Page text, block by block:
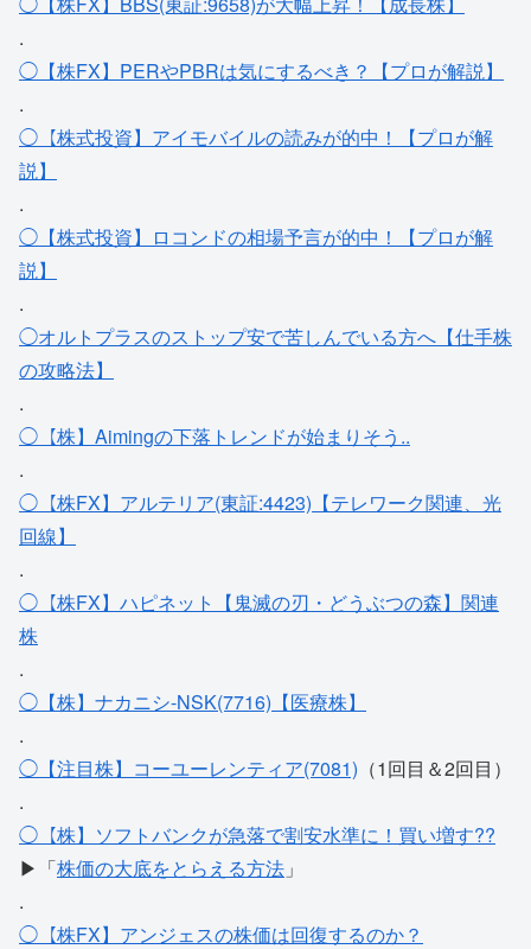
.
◯【株FX】PERやPBRは気にするべき？【プロが解説】
.
◯【株式投資】アイモバイルの読みが的中！【プロが解
説】
.
◯【株式投資】ロコンドの相場予言が的中！【プロが解
説】
.
◯オルトプラスのストップ安で苦しんでいる方へ【仕手株
の攻略法】
.
◯【株】Aimingの下落トレンドが始まりそう..
.
◯【株FX】アルテリア(東証:4423)【テレワーク関連、光
回線】
.
◯【株FX】ハピネット【鬼滅の刃・どうぶつの森】関連
株
.
◯【株】ナカニシ-NSK(7716)【医療株】
.
◯【注目株】コーユーレンティア(7081) （1回目＆2回目）
.
◯【株】ソフトバンクが急落で割安水準に！買い増す??
▶「株価の大底をとらえる方法 」
.
◯【株FX】アンジェスの株価は回復するのか？